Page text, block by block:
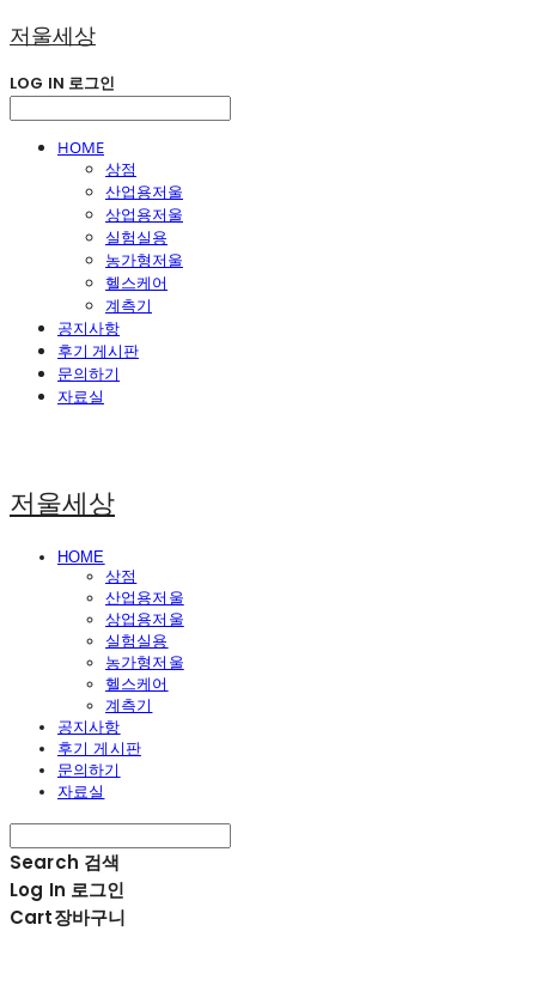
저울세상
LOG IN 로그인
HOME
상점
산업용저울
상업용저울
실험실용
농가형저울
헬스케어
계측기
공지사항
후기 게시판
문의하기
자료실
저울세상
HOME
상점
산업용저울
상업용저울
실험실용
농가형저울
헬스케어
계측기
공지사항
후기 게시판
문의하기
자료실
Search 검색
Log In 로그인
Cart장바구니